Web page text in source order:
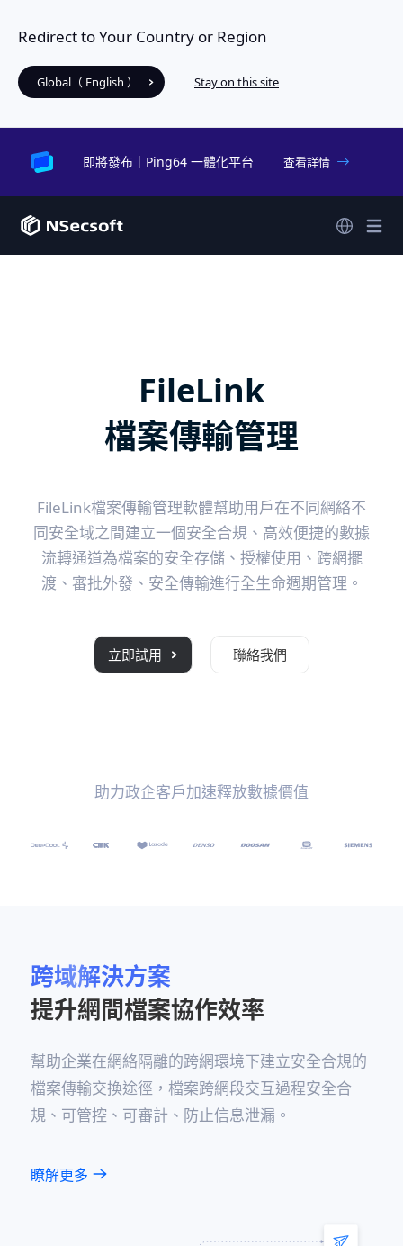
Redirect to Your Country or Region
Global（ English ） Stay on this site
即將發布｜Ping64 一體化平台 查看詳情
FileLink
檔案傳輸管理
FileLink檔案傳輸管理軟體幫助用戶在不同網絡不
同安全域之間建立一個安全合規、高效便捷的數據
流轉通道為檔案的安全存儲、授權使用、跨網擺
渡、審批外發、安全傳輸進行全生命週期管理。
立即試用 聯絡我們
助力政企客戶加速釋放數據價值
跨域解決方案
提升網間檔案協作效率
幫助企業在網絡隔離的跨網環境下建立安全合規的
檔案傳輸交換途徑，檔案跨網段交互過程安全合
規、可管控、可審計、防止信息泄漏。
瞭解更多